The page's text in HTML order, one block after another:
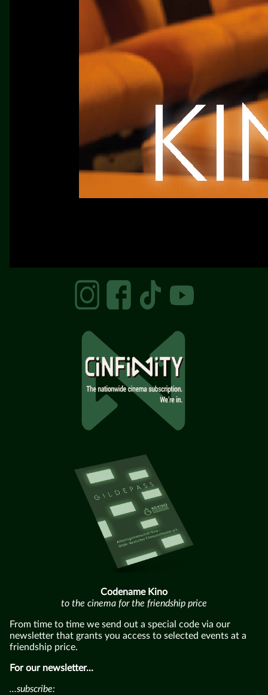
Codename Kino
to the cinema for the friendship price
From time to time we send out a special code via our
newsletter that grants you access to selected events at a
friendship price.
For our newsletter...
...subscribe: